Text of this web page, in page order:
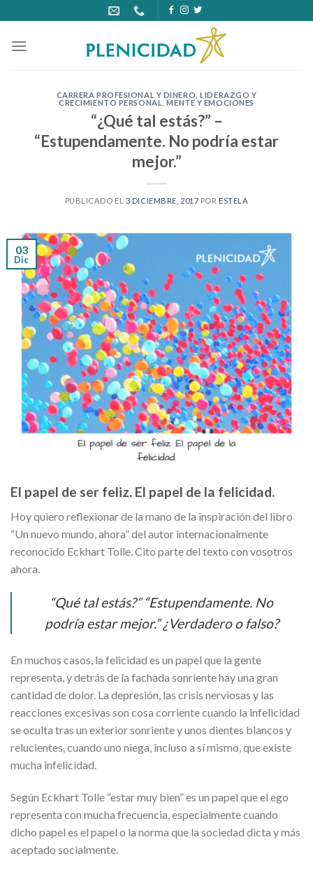
to
content
CARRERA PROFESIONAL Y DINERO ,LIDERAZGO Y
CRECIMIENTO PERSONAL ,MENTE Y EMOCIONES
“¿Qué tal estás?” –
“Estupendamente. No podría estar
mejor.”
PUBLICADO EL 3 DICIEMBRE, 2017 POR ESTELA
03
Dic
El papel de ser feliz. El papel de la felicidad.
Hoy quiero reflexionar de la mano de la inspiración del libro
“Un nuevo mundo, ahora” del autor internacionalmente
reconocido Eckhart Tolle. Cito parte del texto con vosotros
ahora.
“Qué tal estás?” “Estupendamente. No
podría estar mejor.” ¿Verdadero o falso?
En muchos casos, la felicidad es un papel que la gente
representa, y detrás de la fachada sonriente hay una gran
cantidad de dolor. La depresión, las crisis nerviosas y las
reacciones excesivas son cosa corriente cuando la infelicidad
se oculta tras un exterior sonriente y unos dientes blancos y
relucientes, cuando uno niega, incluso a sí mismo, que existe
mucha infelicidad.
Según Eckhart Tolle “estar muy bien” es un papel que el ego
representa con mucha frecuencia, especialmente cuando
dicho papel es el papel o la norma que la sociedad dicta y más
aceptado socialmente.